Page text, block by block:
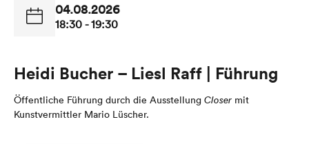
04.08.2026
18:30 - 19:30
Heidi Bucher – Liesl Raff | Führung
Öffentliche Führung durch die Ausstellung Closer mit
Kunstvermittler Mario Lüscher.